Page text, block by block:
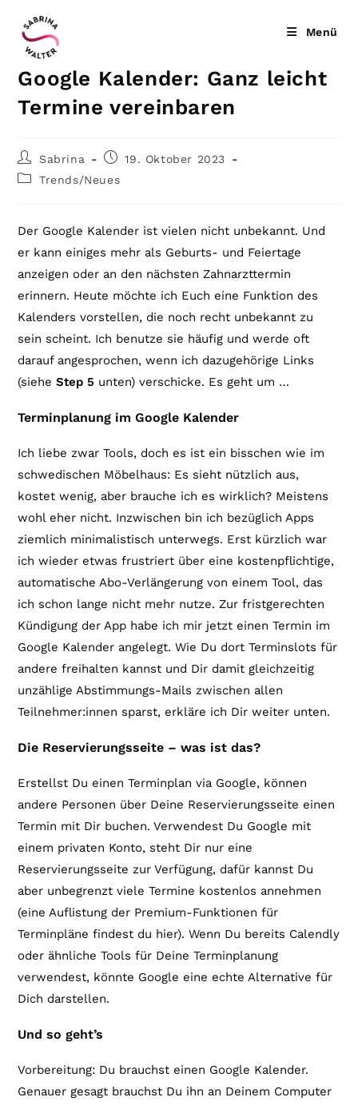
Inhalt
springen
Menü
Google Kalender: Ganz leicht
Termine vereinbaren
Beitrags-
Autor:
Sabrina
Beitrag19. Oktober 2023
Beitrags-
Trends/Neues
Der Google Kalender ist vielen nicht unbekannt. Und
er kann einiges mehr als Geburts- und Feiertage
anzeigen oder an den nächsten Zahnarzttermin
erinnern. Heute möchte ich Euch eine Funktion des
Kalenders vorstellen, die noch recht unbekannt zu
sein scheint. Ich benutze sie häufig und werde oft
darauf angesprochen, wenn ich dazugehörige Links
(sieheStep 5 unten) verschicke. Es geht um …
Terminplanung im Google Kalender
Ich liebe zwar Tools, doch es ist ein bisschen wie im
schwedischen Möbelhaus: Es sieht nützlich aus,
kostet wenig, aber brauche ich es wirklich? Meistens
wohl eher nicht. Inzwischen bin ich bezüglich Apps
ziemlich minimalistisch unterwegs. Erst kürzlich war
ich wieder etwas frustriert über eine kostenpflichtige,
automatische Abo-Verlängerung von einem Tool, das
ich schon lange nicht mehr nutze. Zur fristgerechten
Kündigung der App habe ich mir jetzt einen Termin im
Google Kalender angelegt. Wie Du dort Terminslots für
andere freihalten kannst und Dir damit gleichzeitig
unzählige Abstimmungs-Mails zwischen allen
Teilnehmer:innen sparst, erkläre ich Dir weiter unten.
Die Reservierungsseite – was ist das?
Erstellst Du einen Terminplan via Google, können
andere Personen über Deine Reservierungsseite einen
Termin mit Dir buchen. Verwendest Du Google mit
einem privaten Konto, steht Dir nur eine
Reservierungsseite zur Verfügung, dafür kannst Du
aber unbegrenzt viele Termine kostenlos annehmen
(eine Auflistung der Premium-Funktionen für
Terminpläne findest du hier). Wenn Du bereits Calendly
oder ähnliche Tools für Deine Terminplanung
verwendest, könnte Google eine echte Alternative für
Dich darstellen.
Und so geht’s
Vorbereitung: Du brauchst einen Google Kalender.
Genauer gesagt brauchst Du ihn an Deinem Computer